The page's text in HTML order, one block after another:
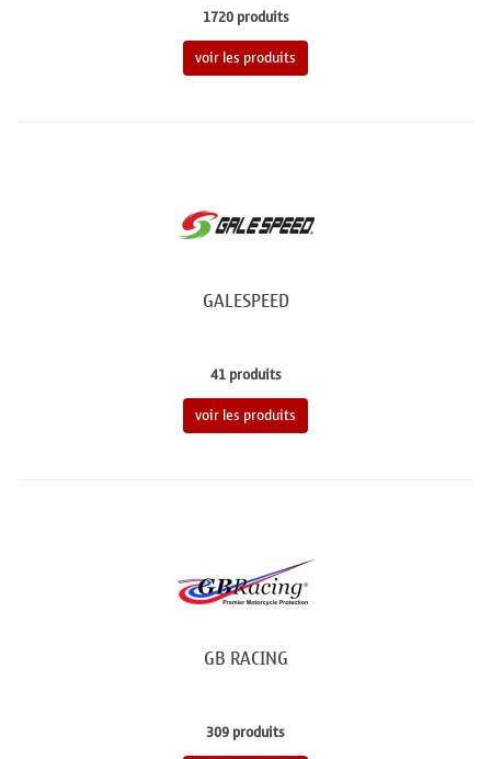
1720 produits
voir les produits
GALESPEED
41 produits
voir les produits
GB RACING
309 produits